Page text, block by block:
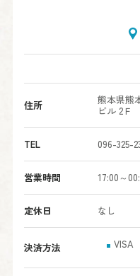
住所
熊本県熊
ビル 2Ｆ
TEL 096-325-
営業時間 17:00～
定休日 なし
決済方法 VISA